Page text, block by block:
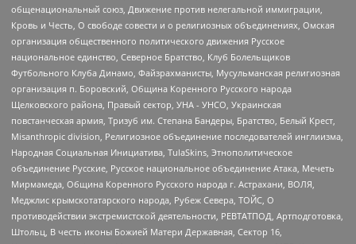
общенациональный союз, Движение против нелегальной иммиграции,
Кровь и Честь, О свободе совести и о религиозных объединениях, Омская
организация общественного политического движения Русское
национальное единство, Северное Братство, Клуб Болельщиков
Футбольного Клуба Динамо, Файзрахманисты, Мусульманская религиозная
организация п. Боровский, Община Коренного Русского народа
Щелковского района, Правый сектор, УНА - УНСО, Украинская
повстанческая армия, Тризуб им. Степана Бандеры, Братство, Белый Крест,
Misanthropic division, Религиозное объединение последователей инглиизма,
Народная Социальная Инициатива, TulaSkins, Этнополитическое
объединение Русские, Русское национальное объединение Атака, Мечеть
Мирмамеда, Община Коренного Русского народа г. Астрахани, ВОЛЯ,
Меджлис крымскотатарского народа, Рубеж Севера, ТОЙС, О
противодействии экстремистской деятельности, РЕВТАТПОД, Артподготовка,
Штольц, В честь иконы Божией Матери Державная, Сектор 16,